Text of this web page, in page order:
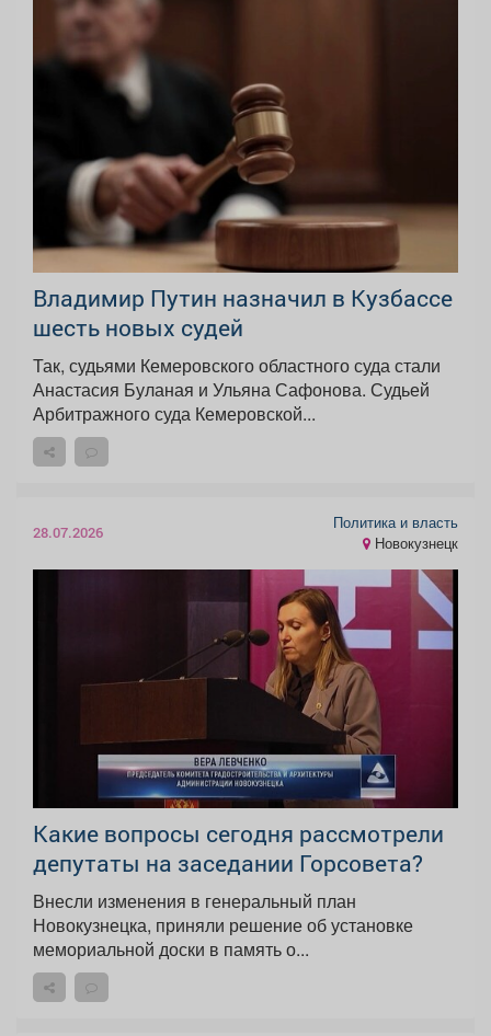
Владимир Путин назначил в Кузбассе
шесть новых судей
Так, судьями Кемеровского областного суда стали
Анастасия Буланая и Ульяна Сафонова. Судьей
Арбитражного суда Кемеровской...
28.07.2026
Политика и власть
Новокузнецк
Какие вопросы сегодня рассмотрели
депутаты на заседании Горсовета?
Внесли изменения в генеральный план
Новокузнецка, приняли решение об установке
мемориальной доски в память о...